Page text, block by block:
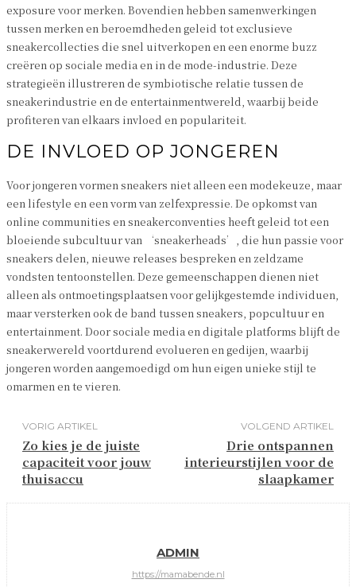
exposure voor merken. Bovendien hebben samenwerkingen
tussen merken en beroemdheden geleid tot exclusieve
sneakercollecties die snel uitverkopen en een enorme buzz
creëren op sociale media en in de mode-industrie. Deze
strategieën illustreren de symbiotische relatie tussen de
sneakerindustrie en de entertainmentwereld, waarbij beide
profiteren van elkaars invloed en populariteit.
DE INVLOED OP JONGEREN
Voor jongeren vormen sneakers niet alleen een modekeuze, maar
een lifestyle en een vorm van zelfexpressie. De opkomst van
online communities en sneakerconventies heeft geleid tot een
bloeiende subcultuur van ‘sneakerheads’, die hun passie voor
sneakers delen, nieuwe releases bespreken en zeldzame
vondsten tentoonstellen. Deze gemeenschappen dienen niet
alleen als ontmoetingsplaatsen voor gelijkgestemde individuen,
maar versterken ook de band tussen sneakers, popcultuur en
entertainment. Door sociale media en digitale platforms blijft de
sneakerwereld voortdurend evolueren en gedijen, waarbij
jongeren worden aangemoedigd om hun eigen unieke stijl te
omarmen en te vieren.
VORIG ARTIKEL
Zo kies je de juiste
capaciteit voor jouw
thuisaccu
VOLGEND ARTIKEL
Drie ontspannen
interieurstijlen voor de
slaapkamer
ADMIN
https://mamabende.nl